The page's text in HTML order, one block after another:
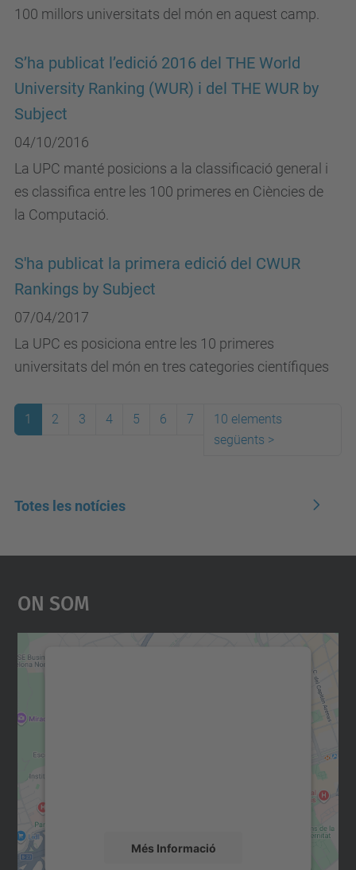
100 millors universitats del món en aquest camp.
S’ha publicat l’edició 2016 del THE World
University Ranking (WUR) i del THE WUR by
Subject
04/10/2016
La UPC manté posicions a la classificació general i
es classifica entre les 100 primeres en Ciències de
la Computació.
S'ha publicat la primera edició del CWUR
Rankings by Subject
07/04/2017
La UPC es posiciona entre les 10 primeres
universitats del món en tres categories científiques
1 2 3 4 5 6 7
10 elements
següents >
Totes les notícies
On Som
Més Informació